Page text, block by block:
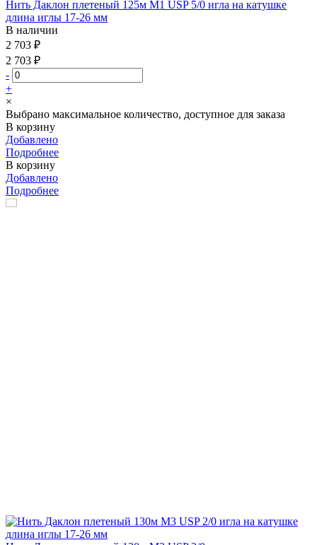
Нить Даклон плетеный 125м М1 USP 5/0 игла на катушке
длина иглы 17-26 мм
В наличии
2 703 ₽
2 703 ₽
-
+
×
Выбрано максимальное количество, доступное для заказа
В корзину
Добавлено
Подробнее
В корзину
Добавлено
Подробнее